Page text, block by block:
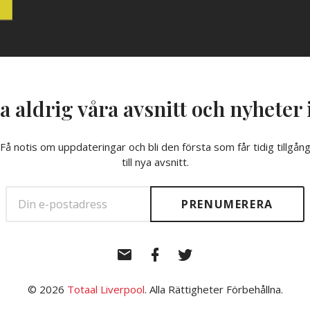
aldrig våra avsnitt och nyheter
Få notis om uppdateringar och bli den första som får tidig tillgång
till nya avsnitt.
post
Facebook
© 2026 Totaal Liverpool. Alla Rättigheter Förbehållna.